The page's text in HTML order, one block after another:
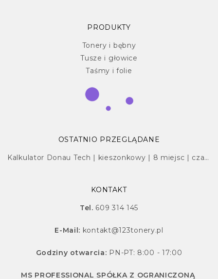
PRODUKTY
Tonery i bębny
Tusze i głowice
Taśmy i folie
OSTATNIO PRZEGLĄDANE
Kalkulator Donau Tech | kieszonkowy | 8 miejsc | czarny | 85x56x9
KONTAKT
Tel. 609 314 145
E-Mail: kontakt@123tonery.pl
Godziny otwarcia: PN-PT: 8:00 - 17:00
MS PROFESSIONAL SPÓŁKA Z OGRANICZONĄ